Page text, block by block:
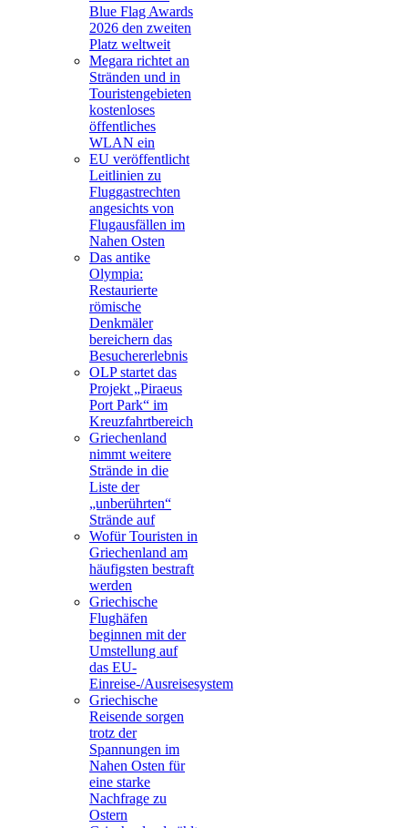
Blue Flag Awards
2026 den zweiten
Platz weltweit
Megara richtet an
Stränden und in
Touristengebieten
kostenloses
öffentliches
WLAN ein
EU veröffentlicht
Leitlinien zu
Fluggastrechten
angesichts von
Flugausfällen im
Nahen Osten
Das antike
Olympia:
Restaurierte
römische
Denkmäler
bereichern das
Besuchererlebnis
OLP startet das
Projekt „Piraeus
Port Park“ im
Kreuzfahrtbereich
Griechenland
nimmt weitere
Strände in die
Liste der
„unberührten“
Strände auf
Wofür Touristen in
Griechenland am
häufigsten bestraft
werden
Griechische
Flughäfen
beginnen mit der
Umstellung auf
das EU-
Einreise-/Ausreisesystem
Griechische
Reisende sorgen
trotz der
Spannungen im
Nahen Osten für
eine starke
Nachfrage zu
Ostern